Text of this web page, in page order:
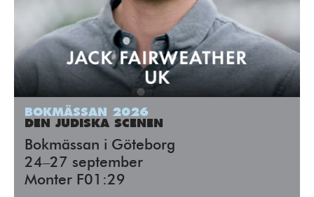
BOKMÄSSAN 2026
DEN JUDISKA SCENEN
Bokmässan i Göteborg
24–27 september
Monter F01:29